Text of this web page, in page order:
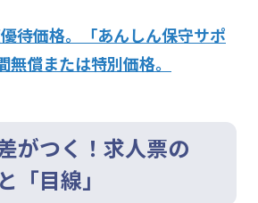
待価格。「あんしん保守サポ
無償または特別価格。
がつく！求人票の
「目線」